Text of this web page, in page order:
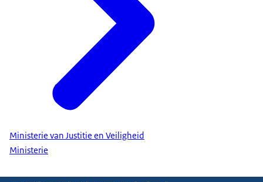
Ministerie van Justitie en Veiligheid
Ministerie